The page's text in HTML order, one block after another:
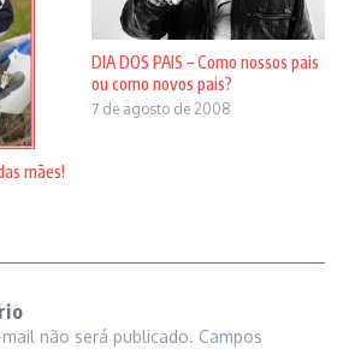
mães!
DIA DOS PAIS – Como nossos pais
ou como novos pais?
7 de agosto de 2008
não será publicado. Campos